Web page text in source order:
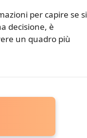
per capire se si
decisione, è
un quadro più